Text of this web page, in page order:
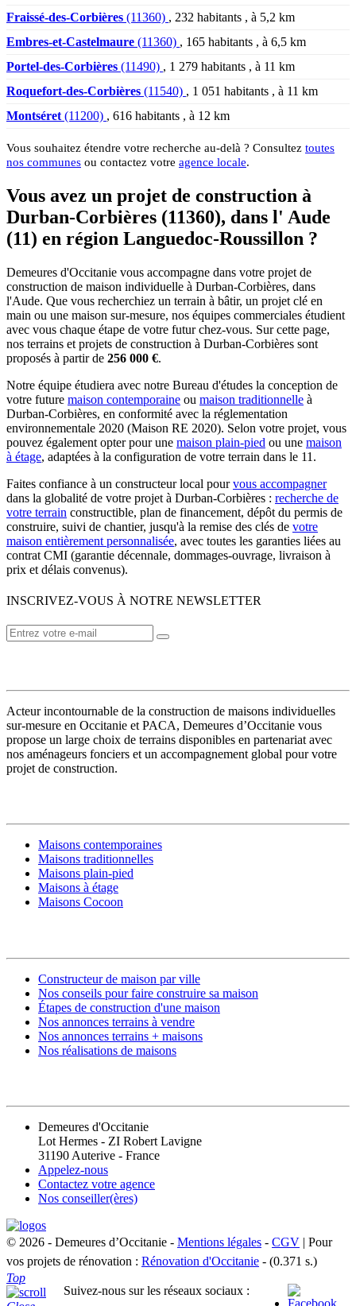
Fraissé-des-Corbières (11360) , 232 habitants , à 5,2 km
Embres-et-Castelmaure (11360) , 165 habitants , à 6,5 km
Portel-des-Corbières (11490) , 1 279 habitants , à 11 km
Roquefort-des-Corbières (11540) , 1 051 habitants , à 11 km
Montséret (11200) , 616 habitants , à 12 km
Vous souhaitez étendre votre recherche au-delà ? Consultez toutes
nos communes ou contactez votre agence locale.
Vous avez un projet de construction à
Durban-Corbières (11360), dans l' Aude
(11) en région Languedoc-Roussillon ?
Demeures d'Occitanie vous accompagne dans votre projet de
construction de maison individuelle à Durban-Corbières, dans
l'Aude. Que vous recherchiez un terrain à bâtir, un projet clé en
main ou une maison sur-mesure, nos équipes commerciales étudient
avec vous chaque étape de votre futur chez-vous. Sur cette page,
nos terrains et projets de construction à Durban-Corbières sont
proposés à partir de 256 000 €.
Notre équipe étudiera avec notre Bureau d'études la conception de
votre future maison contemporaine ou maison traditionnelle à
Durban-Corbières, en conformité avec la réglementation
environnementale 2020 (Maison RE 2020). Selon votre projet, vous
pouvez également opter pour une maison plain-pied ou une maison
à étage, adaptées à la configuration de votre terrain dans le 11.
Faites confiance à un constructeur local pourvous accompagner
dans la globalité de votre projet à Durban-Corbières : recherche de
votre terrain constructible, plan de financement, dépôt du permis de
construire, suivi de chantier, jusqu'à la remise des clés de votre
maison entièrement personnalisée, avec toutes les garanties liées au
contrat CMI (garantie décennale, dommages-ouvrage, livraison à
prix et délais convenus).
INSCRIVEZ-VOUS À NOTRE NEWSLETTER
Acteur incontournable de la construction de maisons individuelles
sur-mesure en Occitanie et PACA, Demeures d’Occitanie vous
propose un large choix de terrains disponibles en partenariat avec
nos aménageurs fonciers et un accompagnement global pour votre
projet de construction.
Maisons contemporaines
Maisons traditionnelles
Maisons plain-pied
Maisons à étage
Maisons Cocoon
Constructeur de maison par ville
Nos conseils pour faire construire sa maison
Étapes de construction d'une maison
Nos annonces terrains à vendre
Nos annonces terrains + maisons
Nos réalisations de maisons
Demeures d'Occitanie
Lot Hermes - ZI Robert Lavigne
31190 Auterive - France
Appelez-nous
Contactez votre agence
Nos conseiller(ères)
© 2026 - Demeures d’Occitanie - Mentions légales - CGV | Pour
vos projets de rénovation : Rénovation d'Occitanie - (0.371 s.)
Suivez-nous sur les réseaux sociaux :
Top